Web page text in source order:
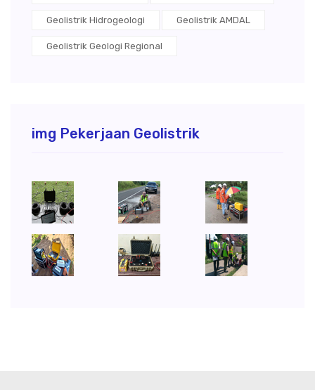
Geolistrik Hidrogeologi Geolistrik AMDAL
Geolistrik Geologi Regional
img Pekerjaan Geolistrik